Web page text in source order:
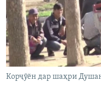
Корҷӯён дар шаҳри